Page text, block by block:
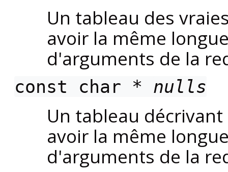
Un tableau des
avoir la même
d'arguments de la
const char * nulls
Un tableau
avoir la même
d'arguments de la